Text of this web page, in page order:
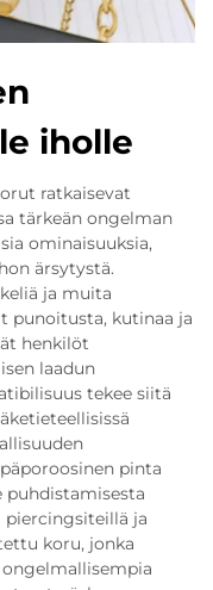
iholle
ratkaisevat
tärkeän ongelman
ominaisuuksia,
ärsytystä.
ja muita
punoitusta, kutinaa ja
henkilöt
laadun
tekee siitä
pinta
puhdistamisesta
piercingsiteillä ja
koru, jonka